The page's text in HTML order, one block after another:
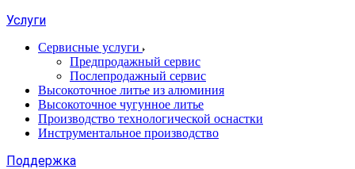
Услуги
Сервисные услуги
Предпродажный сервис
Послепродажный сервис
Высокоточное литье из алюминия
Высокоточное чугунное литье
Производство технологической оснастки
Инструментальное производство
Поддержка